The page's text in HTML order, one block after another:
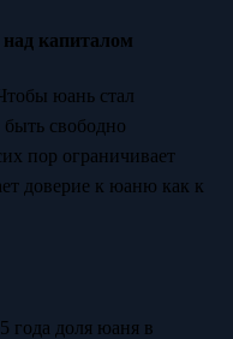
капиталом
юань стал
свободно
пор ограничивает
доверие к юаню как к
доля юаня в